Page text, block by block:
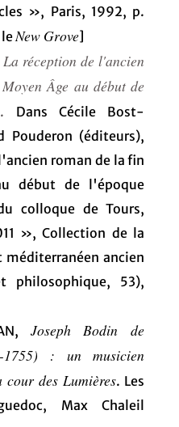
», Paris, 1992, p.
leNew Grove]
La réception de l'ancien
Âge au début de
. Dans Cécile Bost-
Pouderon (éditeurs),
roman de la fin
début de l'époque
colloque de Tours,
», Collection de la
ancien
philosophique, 53),
Joseph Bodin de
1755) : un musicien
des Lumières. Les
Max Chaleil